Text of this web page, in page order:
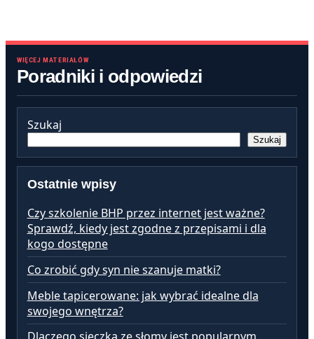
WIĘCEJ MATERIAŁÓW
Poradniki i odpowiedzi
Szukaj
Szukaj
Ostatnie wpisy
Czy szkolenie BHP przez internet jest ważne?
Sprawdź, kiedy jest zgodne z przepisami i dla
kogo dostępne
Co zrobić gdy syn nie szanuje matki?
Meble tapicerowane: jak wybrać idealne dla
swojego wnętrza?